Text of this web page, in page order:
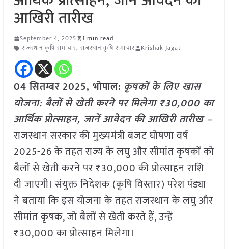
आखिरी तारीख
September 4, 2025
1 min read
राजस्थान कृषि समाचार, राजस्थान कृषि समाचार Krishak Jagat
04 सितम्बर 2025, भोपाल: कृषकों के लिए खास
योजना: बैलों से खेती करने पर मिलेगा ₹30,000 का
आर्थिक प्रोत्साहन, जानें आवेदन की आखिरी तारीख –
राजस्थान सरकार की मुख्यमंत्री बजट घोषणा वर्ष
2025-26 के तहत राज्य के लघु और सीमांत कृषकों को
बैलों से खेती करने पर ₹30,000 की प्रोत्साहन राशि
दी जाएगी। संयुक्त निदेशक (कृषि विस्तार) परेश पंड्या
ने बताया कि इस योजना के तहत राजस्थान के लघु और
सीमांत कृषक, जो बैलों से खेती करते हैं, उन्हें
₹30,000 का प्रोत्साहन मिलेगा।